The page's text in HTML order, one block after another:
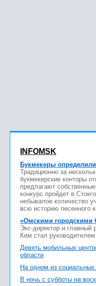
INFOMSK
Букмекеры
Традиционно за
букмекерские конторы
предлагают
конкурс пройдет в
небывалое количество
всю историю песенного
«Омскими городскими
Экс-директор и главный
Кем стал
Девять мобильных
области
На одном из
В ночь с субботы на